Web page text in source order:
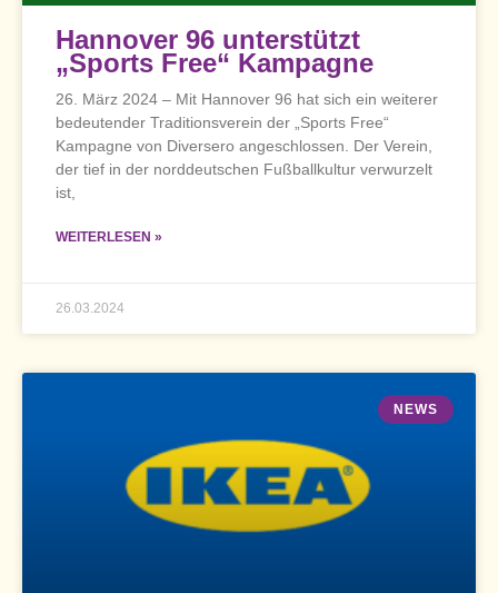
Hannover 96 unterstützt
„Sports Free“ Kampagne
26. März 2024 – Mit Hannover 96 hat sich ein weiterer
bedeutender Traditionsverein der „Sports Free“
Kampagne von Diversero angeschlossen. Der Verein,
der tief in der norddeutschen Fußballkultur verwurzelt
ist,
WEITERLESEN »
26.03.2024
NEWS